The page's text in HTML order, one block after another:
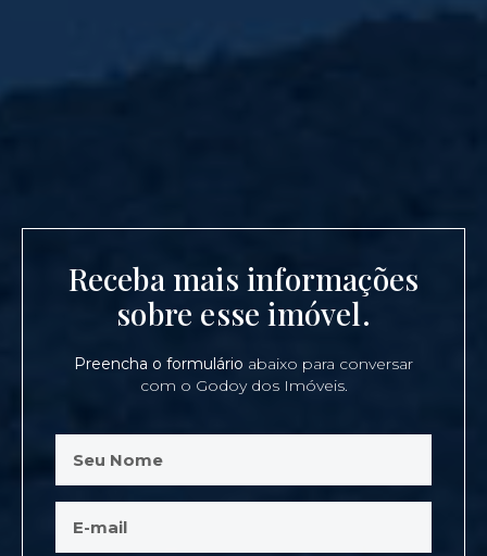
Receba mais informações
sobre esse imóvel.
Preencha o formulário abaixo para conversar
com o Godoy dos Imóveis.